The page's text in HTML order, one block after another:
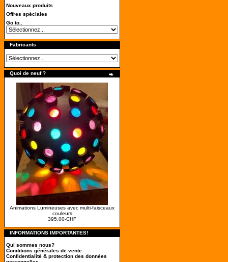
Nouveaux produits
Offres spéciales
Go to..
Fabricants
Quoi de neuf ?
Animations Lumineuses avec multi-faisceaux
couleurs
395.00-CHF
INFORMATIONS IMPORTANTES!
Qui sommes nous?
Conditions générales de vente
Confidentialité & protection des données